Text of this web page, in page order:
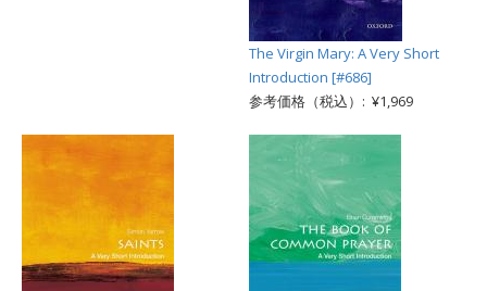
The Virgin Mary: A Very Short
Introduction [#686]
参考価格（税込）: ¥1,969